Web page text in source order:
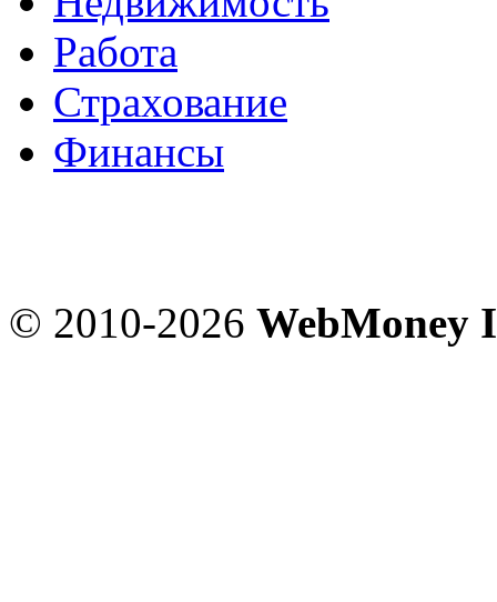
Работа
Страхование
Финансы
© 2010-2026 WebMoney